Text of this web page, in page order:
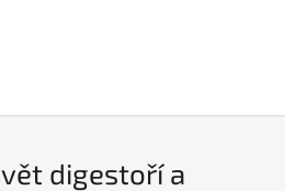
digestoří a